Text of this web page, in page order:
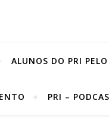
ALUNOS DO PRI
PRI –